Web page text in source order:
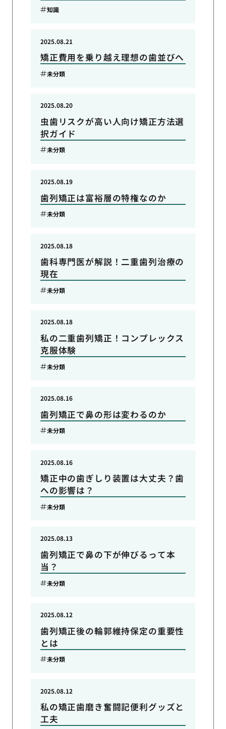
知識
矯正費用を乗り越え理想の歯並びへ
2025.08.21
未分類
虫歯リスクが高い人向け矯正方法選
択ガイド
2025.08.20
未分類
歯列矯正は富裕層の特権なのか
2025.08.19
未分類
歯科専門医が解説！二重歯列治療の
現在
2025.08.18
未分類
私の二重歯列矯正！コンプレックス
克服体験
2025.08.18
未分類
歯列矯正で鼻の形は変わるのか
2025.08.16
未分類
矯正中の歯ぎしり装置は大丈夫？歯
への影響は？
2025.08.16
未分類
歯列矯正で鼻の下が伸びるって本
当？
2025.08.13
未分類
歯列矯正後の輪郭維持保定の重要性
とは
2025.08.12
未分類
私の矯正歯磨き奮闘記便利グッズと
工夫
2025.08.12